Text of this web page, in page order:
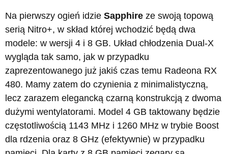
Na pierwszy ogień idzie Sapphire ze swoją topową
serią Nitro+, w skład której wchodzić będą dwa
modele: w wersji 4 i 8 GB. Układ chłodzenia Dual-X
wygląda tak samo, jak w przypadku
zaprezentowanego już jakiś czas temu Radeona RX
480. Mamy zatem do czynienia z minimalistyczną,
lecz zarazem elegancką czarną konstrukcją z dwoma
dużymi wentylatorami. Model 4 GB taktowany będzie
częstotliwością 1143 MHz i 1260 MHz w trybie Boost
dla rdzenia oraz 8 GHz (efektywnie) w przypadku